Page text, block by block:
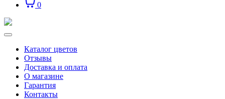
0
Каталог цветов
Отзывы
Доставка и оплата
О магазине
Гарантия
Контакты